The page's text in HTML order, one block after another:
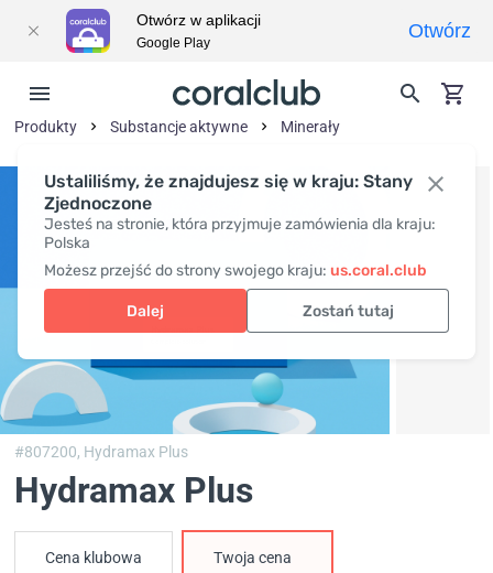
Ustaliliśmy, że znajdujesz się w kraju: Stany
Zjednoczone
Jesteś na stronie, która przyjmuje zamówienia dla kraju:
Polska
Możesz przejść do strony swojego kraju: us.coral.club
Dalej Zostań tutaj
Produkty Substancje aktywne Minerały
#807200, Hydramax Plus
Hydramax Plus
Cena klubowa Twoja cena
Otwórz w aplikacji
Google Play
Otwórz